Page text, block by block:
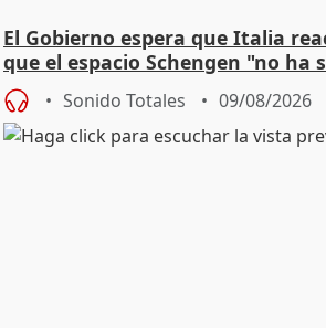
El Gobierno espera que Italia
que el espacio Schengen "no ha
Sonido Totales 09/08/2026